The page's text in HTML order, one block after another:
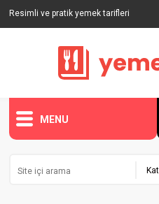
Resimli ve pratik yemek tarifleri
MENU